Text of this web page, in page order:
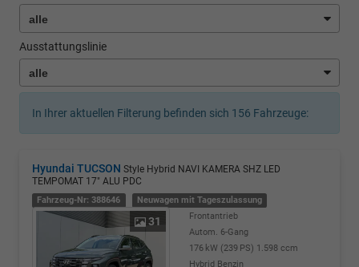
Ausstattungslinie
In Ihrer aktuellen Filterung befinden sich 156 Fahrzeuge:
Hyundai TUCSON Style Hybrid NAVI KAMERA SHZ LED
TEMPOMAT 17" ALU PDC
Fahrzeug-Nr: 388646 Neuwagen mit Tageszulassung
31
Frontantrieb
Autom. 6-Gang
176 kW (239 PS) 1.598 ccm
Hybrid Benzin